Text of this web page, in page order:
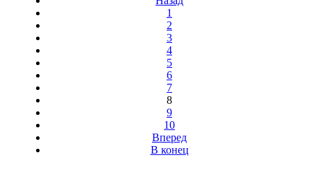
1
2
3
4
5
6
7
8
9
10
Вперед
В конец